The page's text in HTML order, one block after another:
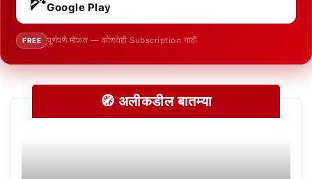
Google Play
FREE पूर्णपणे मोफत — कोणतेही Subscription नाही
🧭 अलीकडील बातम्या